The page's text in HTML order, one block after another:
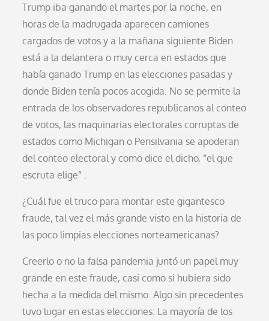
Trump iba ganando el martes por la noche, en
horas de la madrugada aparecen camiones
cargados de votos y a la mañana siguiente Biden
está a la delantera o muy cerca en estados que
había ganado Trump en las elecciones pasadas y
donde Biden tenía pocos acogida. No se permite la
entrada de los observadores republicanos al conteo
de votos, las maquinarias electorales corruptas de
estados como Michigan o Pensilvania se apoderan
del conteo electoral y como dice el dicho, “el que
escruta elige” .
¿Cuál fue el truco para montar este gigantesco
fraude, tal vez el más grande visto en la historia de
las poco limpias elecciones norteamericanas?
Creerlo o no la falsa pandemia juntó un papel muy
grande en este fraude, casi como si hubiera sido
hecha a la medida del mismo. Algo sin precedentes
tuvo lugar en estas elecciones: La mayoría de los